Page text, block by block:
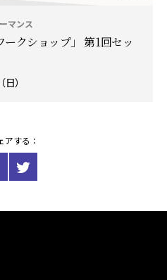
マンス
ークショップ」 第1回セッ
）
アする：